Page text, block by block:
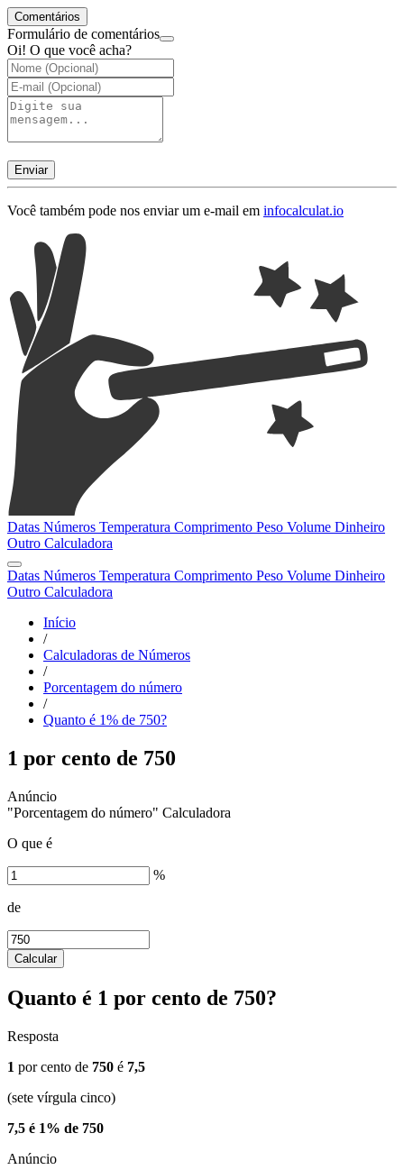
Comentários
Formulário de comentários
Oi! O que você acha?
Enviar
Você também pode nos enviar um e-mail em infocalculat.io
Datas Números Temperatura Comprimento Peso Volume Dinheiro
Outro Calculadora
Datas Números Temperatura Comprimento Peso Volume Dinheiro
Outro Calculadora
Início
/
Calculadoras de Números
/
Porcentagem do número
/
Quanto é 1% de 750?
1 por cento de 750
"Porcentagem do número" Calculadora
O que é
%
de
Calcular
Quanto é 1 por cento de 750?
Resposta
1 por cento de 750 é 7,5
(sete vírgula cinco)
7,5 é 1% de 750